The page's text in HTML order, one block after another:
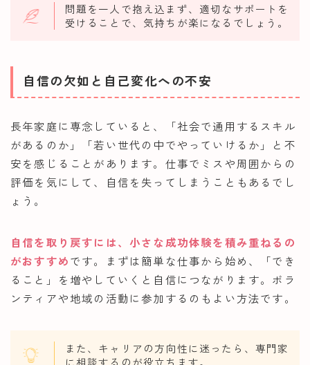
問題を一人で抱え込まず、適切なサポートを
受けることで、気持ちが楽になるでしょう。
自信の欠如と自己変化への不安
長年家庭に専念していると、「社会で通用するスキル
があるのか」「若い世代の中でやっていけるか」と不
安を感じることがあります。仕事でミスや周囲からの
評価を気にして、自信を失ってしまうこともあるでし
ょう。
自信を取り戻すには、小さな成功体験を積み重ねるの
がおすすめです。まずは簡単な仕事から始め、「でき
ること」を増やしていくと自信につながります。ボラ
ンティアや地域の活動に参加するのもよい方法です。
また、キャリアの方向性に迷ったら、専門家
に相談するのが役立ちます。